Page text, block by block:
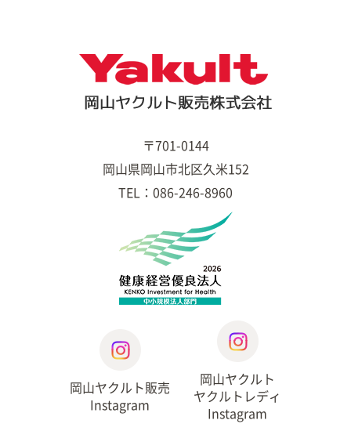
〒701-0144
岡山県岡山市北区久米152
TEL：086-246-8960
岡山ヤクルト販売
Instagram
岡山ヤクルト
ヤクルトレディ
Instagram